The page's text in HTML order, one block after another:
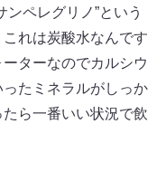
ペレグリノ”という
れは炭酸水なんです
ターなのでカルシウ
たミネラルがしっか
ら一番いい状況で飲